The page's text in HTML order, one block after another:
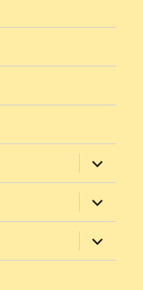
Zobrazit
položky
Zobrazit
položky
Zobrazit
položky